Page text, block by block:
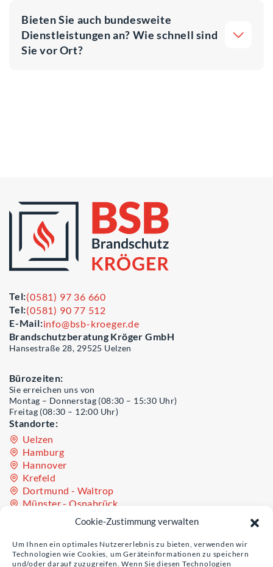
Cookie-Zustimmung verwalten
Um Ihnen ein optimales Nutzererlebnis zu bieten, verwenden wir
Technologien wie Cookies, um Geräteinformationen zu speichern
und/oder darauf zuzugreifen. Wenn Sie diesen Technologien
Bieten Sie auch bundesweite
Dienstleistungen an? Wie schnell sind
Sie vor Ort?
Tel:(0581) 97 36 660
Tel:(0581) 90 77 512
E-Mail:info@bsb-kroeger.de
Brandschutzberatung Kröger GmbH
Hansestraße 28, 29525 Uelzen
Bürozeiten:
Sie erreichen uns von
Montag – Donnerstag (08:30 – 15:30 Uhr)
Freitag (08:30 – 12:00 Uhr)
Standorte:
Uelzen
Hamburg
Hannover
Krefeld
Dortmund - Waltrop
Münster - Osnabrück
Oldenburg - Westerstede
Teil der Unternehmensgruppe Sinculis